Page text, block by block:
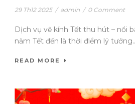
29 Th12 2025 / admin / 0 Comment
Dịch vụ vẽ kính Tết thu hút – nổi
năm Tết đến là thời điểm lý
READ MORE